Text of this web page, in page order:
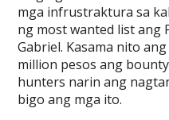
mga infrustraktura sa
ng most wanted list ang
Gabriel. Kasama nito
million pesos ang
hunters narin ang
bigo ang mga ito.